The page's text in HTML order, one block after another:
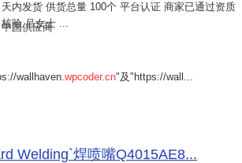
天内发货 供货总量 100个 平台认证 商家已通过资质
核验 吕女士 ...
中国供应商
wallhaven.wpcoder.cn"及"https://wall...
Welding`焊喷嘴Q4015AE8...